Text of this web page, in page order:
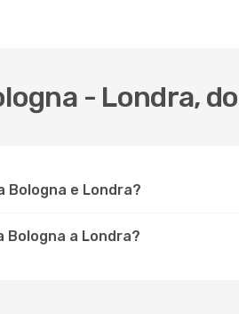
- Londra,
e Londra?
a Londra?